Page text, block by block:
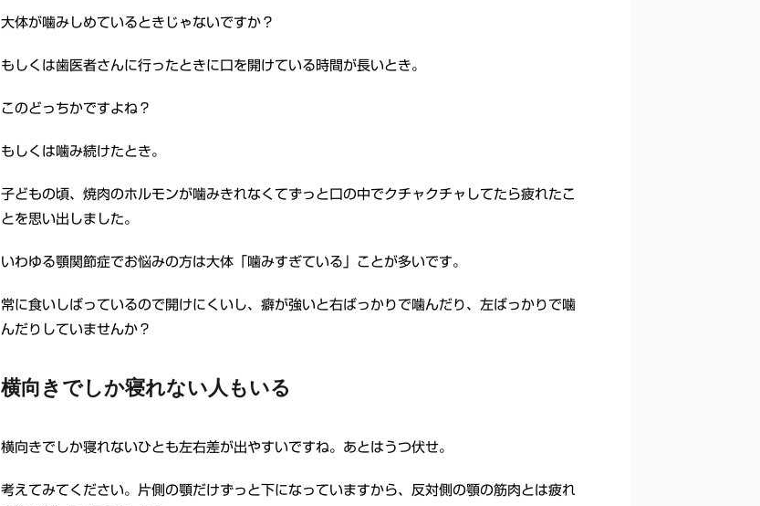
大体が噛みしめているときじゃないですか？
もしくは歯医者さんに行ったときに口を開けている時間が長いとき。
このどっちかですよね？
もしくは噛み続けたとき。
子どもの頃、焼肉のホルモンが噛みきれなくてずっと口の中でクチャクチャしてたら疲れたこ
とを思い出しました。
いわゆる顎関節症でお悩みの方は大体「噛みすぎている」ことが多いです。
常に食いしばっているので開けにくいし、癖が強いと右ばっかりで噛んだり、左ばっかりで噛
んだりしていませんか？
横向きでしか寝れない人もいる
横向きでしか寝れないひとも左右差が出やすいですね。あとはうつ伏せ。
考えてみてください。片側の顎だけずっと下になっていますから、反対側の顎の筋肉とは疲れ